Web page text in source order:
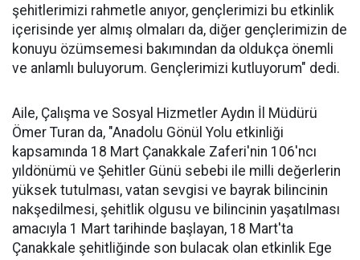
şehitlerimizi rahmetle anıyor, gençlerimizi bu etkinlik
içerisinde yer almış olmaları da, diğer gençlerimizin de
konuyu özümsemesi bakımından da oldukça önemli
ve anlamlı buluyorum. Gençlerimizi kutluyorum" dedi.
Aile, Çalışma ve Sosyal Hizmetler Aydın İl Müdürü
Ömer Turan da, "Anadolu Gönül Yolu etkinliği
kapsamında 18 Mart Çanakkale Zaferi'nin 106'ncı
yıldönümü ve Şehitler Günü sebebi ile milli değerlerin
yüksek tutulması, vatan sevgisi ve bayrak bilincinin
nakşedilmesi, şehitlik olgusu ve bilincinin yaşatılması
amacıyla 1 Mart tarihinde başlayan, 18 Mart'ta
Çanakkale şehitliğinde son bulacak olan etkinlik Ege